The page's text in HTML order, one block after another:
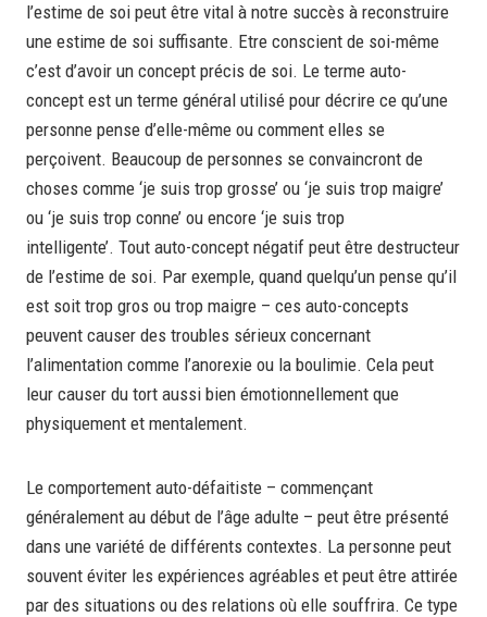
l’estime de soi peut être vital à notre succès à reconstruire
une estime de soi suffisante. Etre conscient de soi-même
c’est d’avoir un concept précis de soi. Le terme auto-
concept est un terme général utilisé pour décrire ce qu’une
personne pense d’elle-même ou comment elles se
perçoivent. Beaucoup de personnes se convaincront de
choses comme ‘je suis trop grosse’ ou ‘je suis trop maigre’
ou ‘je suis trop conne’ ou encore ‘je suis trop
intelligente’. Tout auto-concept négatif peut être destructeur
de l’estime de soi. Par exemple, quand quelqu’un pense qu’il
est soit trop gros ou trop maigre – ces auto-concepts
peuvent causer des troubles sérieux concernant
l’alimentation comme l’anorexie ou la boulimie. Cela peut
leur causer du tort aussi bien émotionnellement que
physiquement et mentalement.
Le comportement auto-défaitiste – commençant
généralement au début de l’âge adulte – peut être présenté
dans une variété de différents contextes. La personne peut
souvent éviter les expériences agréables et peut être attirée
par des situations ou des relations où elle souffrira. Ce type